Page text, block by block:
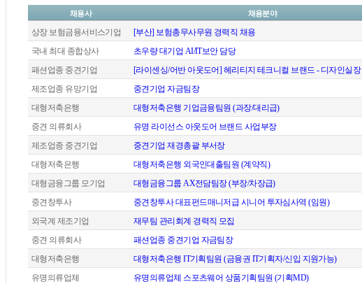
채용사 채용분야
상장 보험금융서비스기업 [부산] 보험총무사무원 경력직 채용
국내 최대 종합상사 초우량 대기업 AI/IT보안 담당
패션업종 중견기업 [라이센싱/어반 아웃도어] 헤리티지 테크니컬 브랜드 - 디자인실장
제조업종 유망기업 중견기업 자금팀장
대형저축은행 대형저축은행 기업금융팀원 (과장/대리급)
중견 의류회사 유명 라이선스 아웃도어 브랜드 사업부장
제조업종 중견기업 중견기업 재경총괄 부서장
대형저축은행 대형저축은행 외국인대출팀원 (계약직)
대형금융그룹 모기업 대형금융그룹 AX전담팀장 (부장/차장급)
중견창투사 중견창투사 대표펀드매니저급 시니어 투자심사역 (임원)
외국계 제조기업 재무팀 관리회계 경력직 모집
중견 의류회사 패션업종 중견기업 자금팀장
대형저축은행 대형저축은행 IT기획팀원 (금융권 IT기획자/신입 지원가능)
유명의류업체 유명의류업체 스포츠웨어 상품기획팀원 (기획MD)